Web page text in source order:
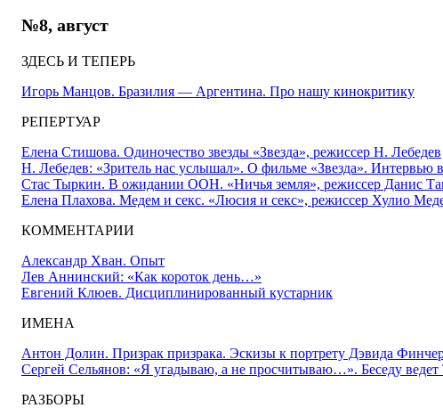
№8, август
ЗДЕСЬ И ТЕПЕРЬ
Игорь Манцов. Бразилия — Аргентина. Про нашу кинокритику
РЕПЕРТУАР
Елена Стишова. Одиночество звезды «Звезда», режиссер Н. Лебедев
Н. Лебедев: «Зритель нас услышал». О фильме «Звезда». Интервью
Стас Тыркин. В ожидании ООН. «Ничья земля», режиссер Данис
Елена Плахова. Медем и секс. «Люсия и секс», режиссер Хулио
КОММЕНТАРИИ
Александр Хван. Опыт
Лев Аннинский: «Как короток день…»
Евгений Клюев. Дисциплинированный кустарник
ИМЕНА
Антон Долин. Призрак призрака. Эскизы к портрету Дэвида
Сергей Сельянов: «Я угадываю, а не просчитываю…». Беседу ведет
РАЗБОРЫ